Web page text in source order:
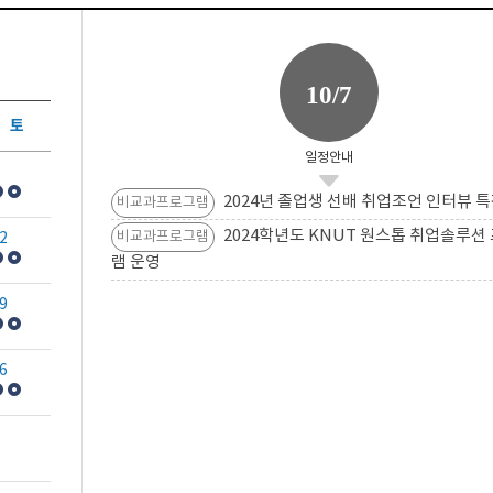
토
10/7
일정안내
비교과프로그램 2024년 졸업생 선배 취업조언 인터뷰
비교과프로그램
2024학년도 KNUT 원스톱 취업솔루션
램 운영